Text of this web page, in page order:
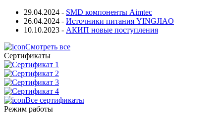
29.04.2024 - SMD компоненты Aimtec
26.04.2024 - Источники питания YINGJIAO
10.10.2023 - АКИП новые поступления
Смотреть все
Сертификаты
Все сертификаты
Режим работы